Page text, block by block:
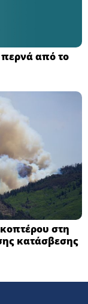
περνά από το
στη
κατάσβεσης